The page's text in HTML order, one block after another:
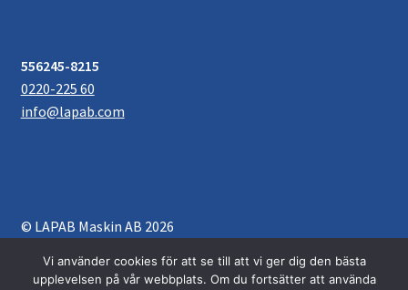
556245-8215
0220-225 60
info@lapab.com
© LAPAB Maskin AB 2026
Vi använder cookies för att se till att vi ger dig den bästa
upplevelsen på vår webbplats. Om du fortsätter att använda